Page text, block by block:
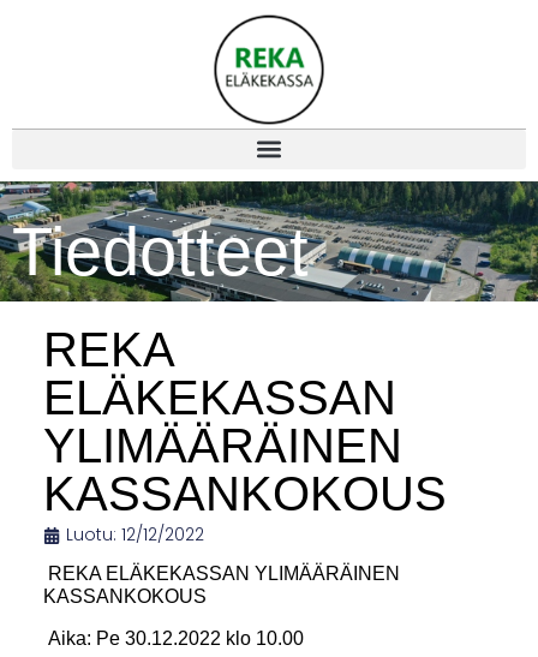
Tiedotteet
REKA
ELÄKEKASSAN
YLIMÄÄRÄINEN
KASSANKOKOUS
Luotu: 12/12/2022
REKA ELÄKEKASSAN YLIMÄÄRÄINEN
KASSANKOKOUS
Aika: Pe 30.12.2022 klo 10.00